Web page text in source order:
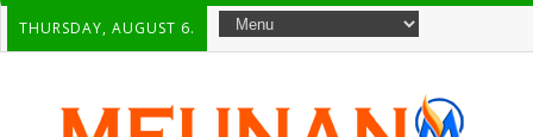
THURSDAY, AUGUST 6.